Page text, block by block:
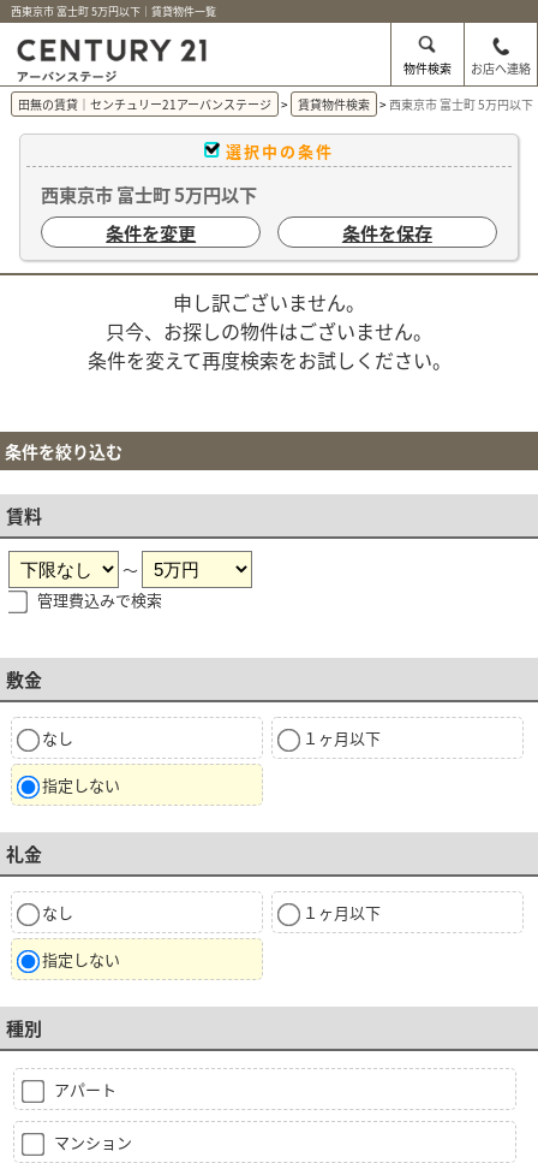
西東京市 富士町 5万円以下｜賃貸物件一覧
物件検索
お店へ連絡
田無の賃貸｜センチュリー21アーバンステージ
賃貸物件検索 西東京市 富士町 5万円以
選択中の条件
西東京市 富士町 5万円以下
条件を変更
条件を保存
申し訳ございません。
只今、お探しの物件はございません。
条件を変えて再度検索をお試しください。
条件を絞り込む
賃料
～
管理費込みで検索
敷金
なし １ヶ月以下
指定しない
礼金
なし １ヶ月以下
指定しない
種別
アパート
マンション